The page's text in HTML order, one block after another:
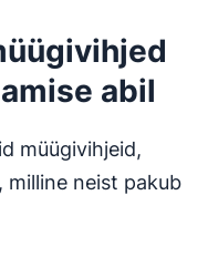
abil
müügivihjeid,
milline neist pakub